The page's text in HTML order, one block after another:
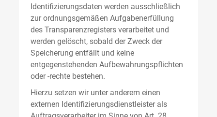
Identifizierungsdaten werden ausschließlich
zur ordnungsgemäßen Aufgabenerfüllung
des Transparenzregisters verarbeitet und
werden gelöscht, sobald der Zweck der
Speicherung entfällt und keine
entgegenstehenden Aufbewahrungspflichten
oder -rechte bestehen.
Hierzu setzen wir unter anderem einen
externen Identifizierungsdienstleister als